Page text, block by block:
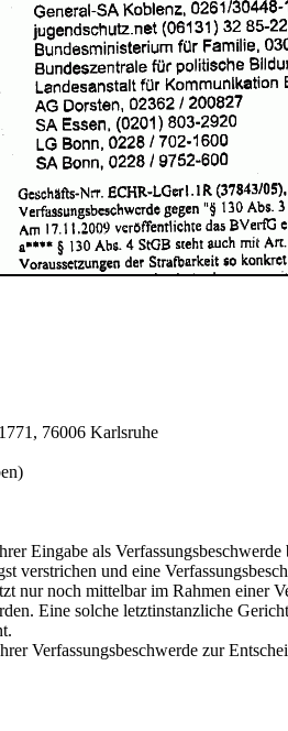
76006 Karlsruhe
Eingabe als
verstrichen und eine
nur noch mittelbar im Rahmen einer
Eine solche letztinstanzliche
Verfassungsbeschwerde zur